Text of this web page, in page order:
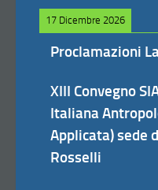
17 Dicembre 2026
Proclamazioni
XIII Convegno
Italiana
Applicata) sede
Rosselli